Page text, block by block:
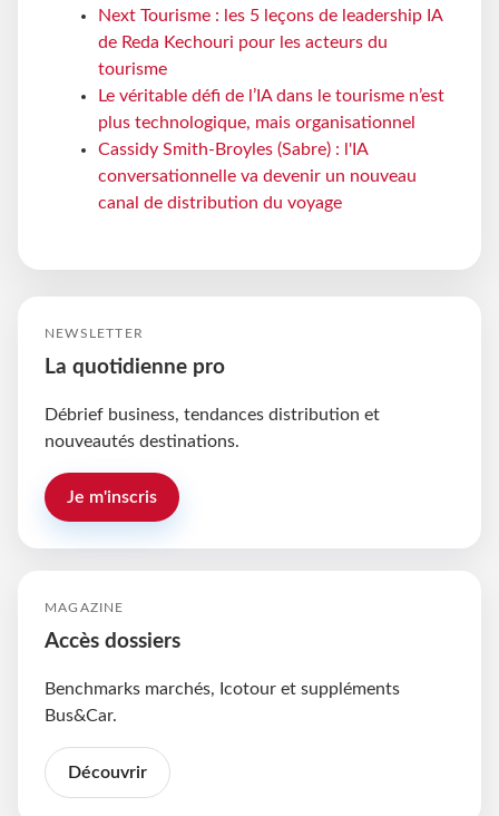
Next Tourisme : les 5 leçons de leadership IA
de Reda Kechouri pour les acteurs du
tourisme
Le véritable défi de l’IA dans le tourisme n’est
plus technologique, mais organisationnel
Cassidy Smith-Broyles (Sabre) : l'IA
conversationnelle va devenir un nouveau
canal de distribution du voyage
NEWSLETTER
La quotidienne pro
Débrief business, tendances distribution et
nouveautés destinations.
Je m'inscris
MAGAZINE
Accès dossiers
Benchmarks marchés, Icotour et suppléments
Bus&Car.
Découvrir